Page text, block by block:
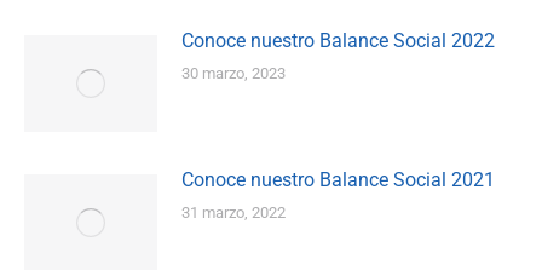
Conoce nuestro Balance Social 2022
30 marzo, 2023
Conoce nuestro Balance Social 2021
31 marzo, 2022